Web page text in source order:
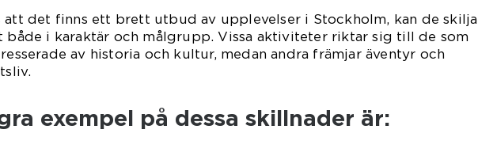
att det finns ett brett utbud av upplevelser i Stockholm, kan de skilja
både i karaktär och målgrupp. Vissa aktiviteter riktar sig till de som
av historia och kultur, medan andra främjar äventyr och
exempel på dessa skillnader är: